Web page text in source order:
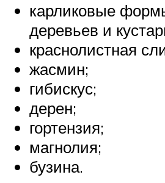
карликовые
деревьев и
краснолистная
жасмин;
гибискус;
дерен;
гортензия;
магнолия;
бузина.